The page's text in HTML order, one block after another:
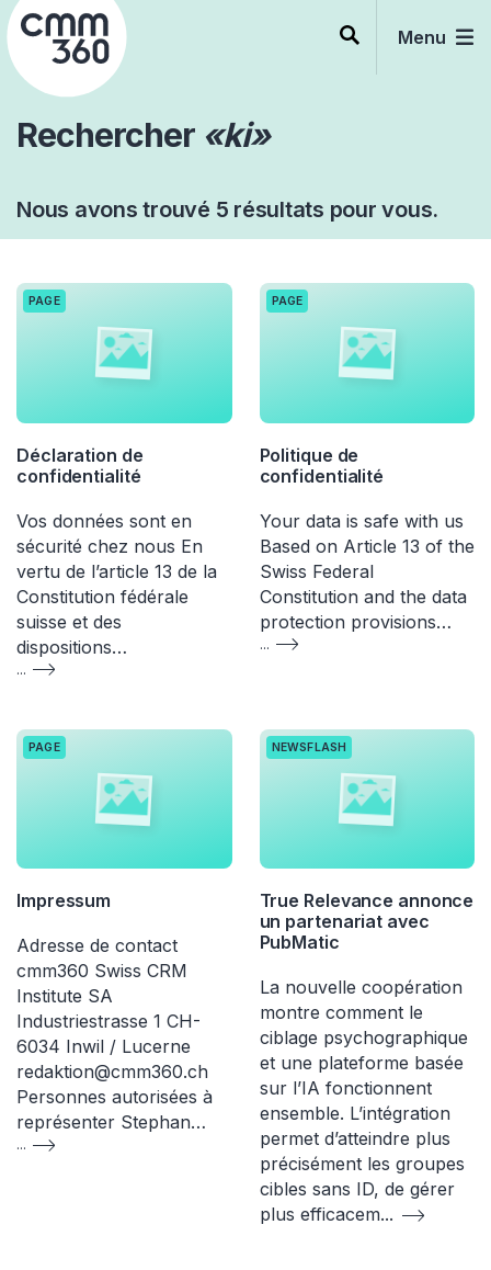
Skip
to
content
Menu
Rechercher «ki»
Nous avons trouvé 5 résultats pour vous.
PAGE
Déclaration de
confidentialité
Vos données sont en
sécurité chez nous En
vertu de l’article 13 de la
Constitution fédérale
suisse et des
dispositions…
...
PAGE
Politique de
confidentialité
Your data is safe with us
Based on Article 13 of the
Swiss Federal
Constitution and the data
protection provisions…
...
PAGE
Impressum
Adresse de contact
cmm360 Swiss CRM
Institute SA
Industriestrasse 1 CH-
6034 Inwil / Lucerne
redaktion@cmm360.ch
Personnes autorisées à
représenter Stephan…
...
NEWSFLASH
True Relevance annonce
un partenariat avec
PubMatic
La nouvelle coopération
montre comment le
ciblage psychographique
et une plateforme basée
sur l’IA fonctionnent
ensemble. L’intégration
permet d’atteindre plus
précisément les groupes
cibles sans ID, de gérer
plus efficacem...